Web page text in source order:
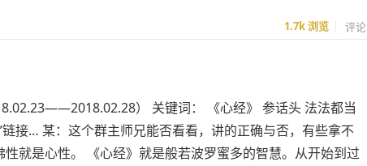
1.7k浏览 评论
） 关键词： 《心经》 参话头 法法都当
接… 某：这个群主师兄能否看看，讲的正确与否，有些拿不
就是心性。 《心经》就是般若波罗蜜多的智慧。从开始到过